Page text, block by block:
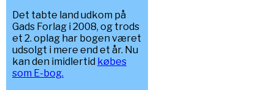
Det tabte land udkom på
Gads Forlag i 2008, og trods
et 2. oplag har bogen været
udsolgt i mere end et år. Nu
kan den imidlertid købes
som E-bog.